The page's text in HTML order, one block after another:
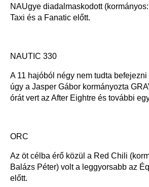
NAUgye diadalmaskodott
Taxi és a Fanatic előtt.
NAUTIC 330
A 11 hajóból négy nem tudta
úgy a Jasper Gábor kormányozta
órát vert az After Eightre és további
ORC
Az öt célba érő közül a Red Chili
Balázs Péter) volt a leggyorsabb az
előtt.